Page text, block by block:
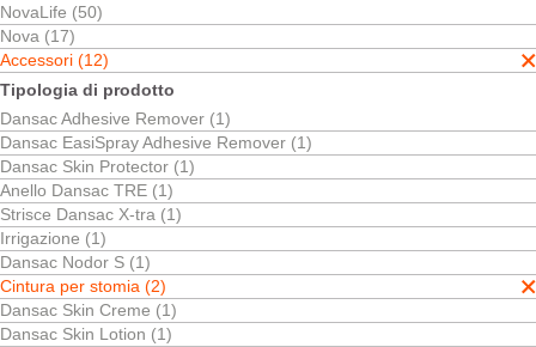
NovaLife (50)
Nova (17)
Accessori (12)
Tipologia di prodotto
Dansac Adhesive Remover (1)
Dansac EasiSpray Adhesive Remover (1)
Dansac Skin Protector (1)
Anello Dansac TRE (1)
Strisce Dansac X-tra (1)
Irrigazione (1)
Dansac Nodor S (1)
Cintura per stomia (2)
Dansac Skin Creme (1)
Dansac Skin Lotion (1)
La tecnologia TRE™
La sua selezione abbinato1risultati
Ordina per: